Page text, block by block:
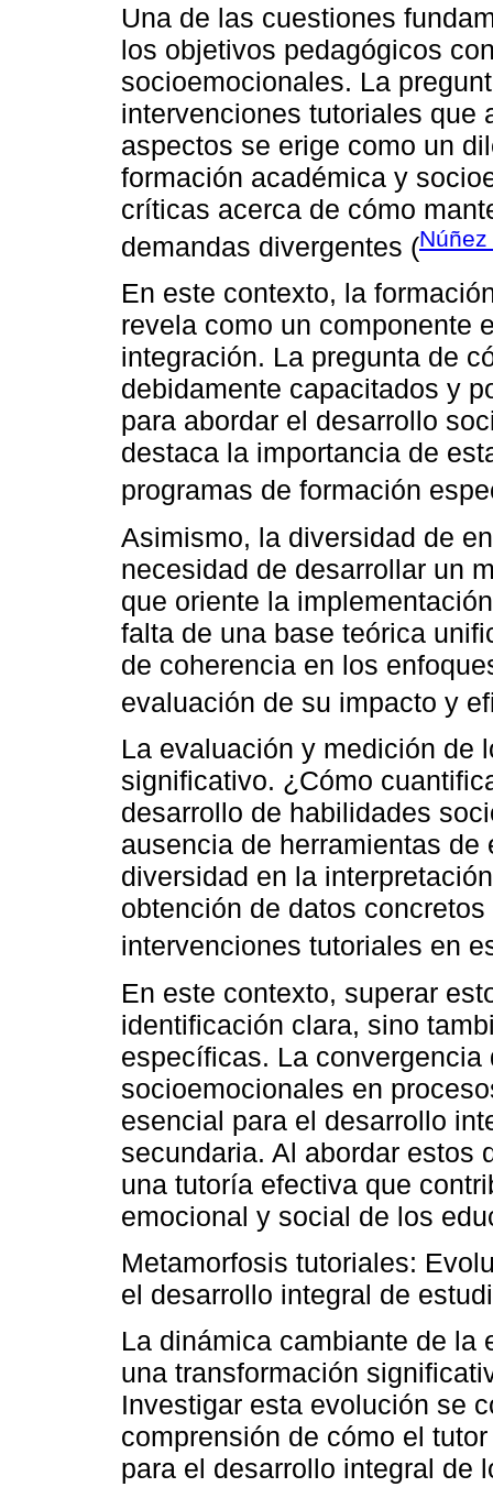
Una de las cuestiones
los objetivos pedagógicos
socioemocionales. La
intervenciones tutoriales que
aspectos se erige como un
formación académica y
críticas acerca de cómo
demandas divergentes (
En este contexto, la
revela como un componente
integración. La pregunta de
debidamente capacitados y
para abordar el desarrollo
destaca la importancia de
programas de formación
Asimismo, la diversidad de
necesidad de desarrollar un
que oriente la
falta de una base teórica
de coherencia en los
evaluación de su impacto y
La evaluación y medición de
significativo. ¿Cómo
desarrollo de habilidades
ausencia de herramientas
diversidad en la
obtención de datos
intervenciones tutoriales en
En este contexto, superar
identificación clara, sino
específicas. La
socioemocionales en
esencial para el desarrollo
secundaria. Al abordar estos
una tutoría efectiva que
emocional y social de los
Metamorfosis tutoriales:
el desarrollo integral de
La dinámica cambiante de la
una transformación
Investigar esta evolución se
comprensión de cómo el
para el desarrollo integral de